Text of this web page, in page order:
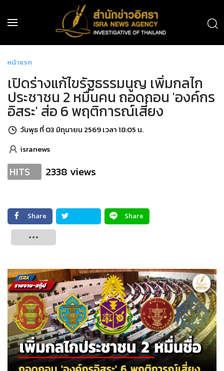
หน้าแรก
เปิดร่างแก้ไขรัฐธรรมนูญ เพิ่มกลไก
ประชาชน 2 หมื่นคน ถอดถอน 'องค์กร
อิสระ' ส่อ 6 พฤติการณ์เสี่ยง
วันพุธ ที่ 03 มิถุนายน 2569 เวลา 18:05 น.
isranews
HITS 2338 views
Share
Share